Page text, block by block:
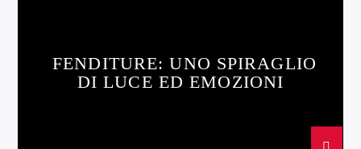
FENDITURE: UNO SPIRAGLIO
DI LUCE ED EMOZIONI